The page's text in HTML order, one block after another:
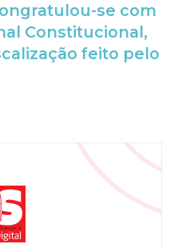
se com
Constitucional,
feito pelo